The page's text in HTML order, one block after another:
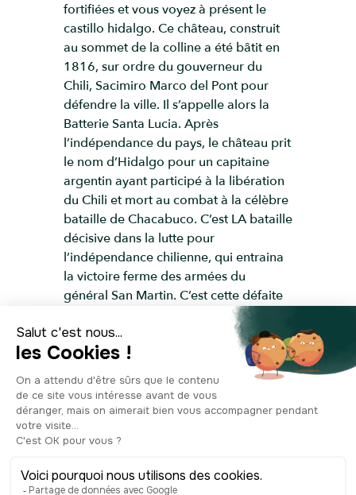
fortifiées et vous voyez à présent le
castillo hidalgo. Ce château, construit
au sommet de la colline a été bâtit en
1816, sur ordre du gouverneur du
Chili, Sacimiro Marco del Pont pour
défendre la ville. Il s’appelle alors la
Batterie Santa Lucia. Après
l’indépendance du pays, le château prit
le nom d’Hidalgo pour un capitaine
argentin ayant participé à la libération
du Chili et mort au combat à la célèbre
bataille de Chacabuco. C’est LA bataille
décisive dans la lutte pour
l’indépendance chilienne, qui entraina
la victoire ferme des armées du
général San Martin. C’est cette défaite
de l’armée royaliste espagnole qui
marqua la fin de la Reconquête. Si je
vous dis tout ça, c’est pour bien
comprendre le poids du nouveau nom
choisi pour l’ancien château fort du
gouverneur ! Aujourd’hui, le site sert
pour des fonctions privées ou des
événements comme des mariages,
mais avant cela, entre 1840 et 1862, il
fut un temps où le château abritait un